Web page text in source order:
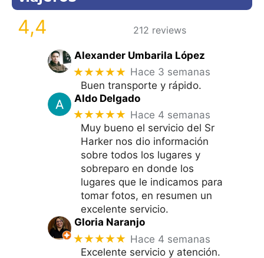
4,4 212 reviews
Alexander Umbarila López
★★★★★ Hace 3 semanas
Buen transporte y rápido.
Aldo Delgado
★★★★★ Hace 4 semanas
Muy bueno el servicio del Sr
Harker nos dio información
sobre todos los lugares y
sobreparo en donde los
lugares que le indicamos para
tomar fotos, en resumen un
excelente servicio.
Gloria Naranjo
★★★★★ Hace 4 semanas
Excelente servicio y atención.